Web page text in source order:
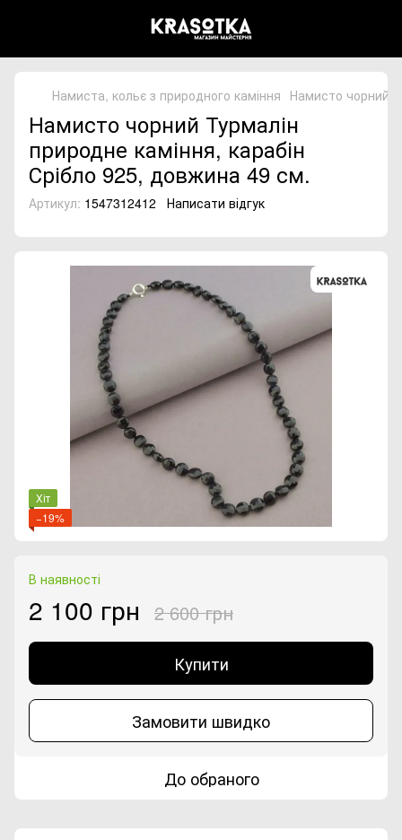
Намиста, кольє з природного каміння Намисто чорний
Намисто чорний Турмалін
природне каміння, карабін
Срібло 925, довжина 49 см.
Артикул: 1547312412 Написати відгук
Хіт
−19%
В наявності
2 100 грн 2 600 грн
Купити
Замовити швидко
До обраного